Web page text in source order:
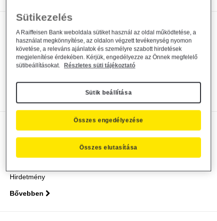
Módosul a Raiffeisen Befektetési
Alapkezelő Zrt. által...
Alapkezelő közzététel 2026. július 14.
Döntés igazgatósági tag visszahívásáról
és kinevezéséről
Hirdetmény
Bővebben
Sütikezelés
A Raiffeisen Bank weboldala sütiket használ az oldal működtetése, a
használat megkönnyítése, az oldalon végzett tevékenység nyomon
követése, a releváns ajánlatok és személyre szabott hirdetések
megjelenítése érdekében. Kérjük, engedélyezze az Önnek megfelelő
sütibeállításokat.
Részletes süti tájékoztató
Sütik beállítása
Összes elutasítása
Összes engedélyezése